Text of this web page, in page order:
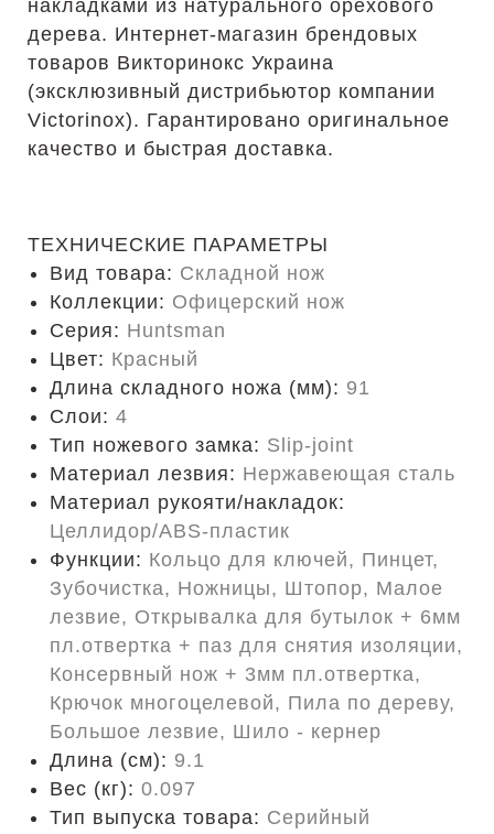
накладками из натурального орехового
дерева. Интернет-магазин брендовых
товаров Викторинокс Украина
(эксклюзивный дистрибьютор компании
Victorinox). Гарантировано оригинальное
качество и быстрая доставка.
ТЕХНИЧЕСКИЕ ПАРАМЕТРЫ
Вид товара: Складной нож
Коллекции: Офицерский нож
Серия: Huntsman
Цвет: Красный
Длина складного ножа (мм): 91
Слои: 4
Тип ножевого замка: Slip-joint
Материал лезвия: Нержавеющая сталь
Материал рукояти/накладок:
Целлидор/ABS-пластик
Функции: Кольцо для ключей, Пинцет,
Зубочистка, Ножницы, Штопор, Малое
лезвие, Открывалка для бутылок + 6мм
пл.отвертка + паз для снятия изоляции,
Консервный нож + 3мм пл.отвертка,
Крючок многоцелевой, Пила по дереву,
Большое лезвие, Шило - кернер
Длина (cм): 9.1
Вес (кг): 0.097
Тип выпуска товара: Серийный